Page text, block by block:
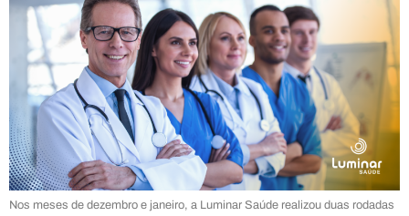
Nos meses de dezembro e janeiro, a Luminar Saúde realizou duas rodadas